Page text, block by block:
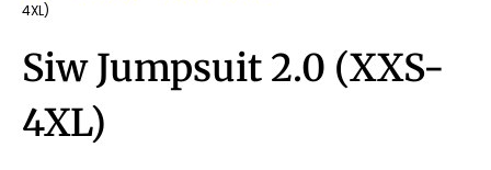
4XL)
Siw Jumpsuit 2.0 (XXS-
4XL)